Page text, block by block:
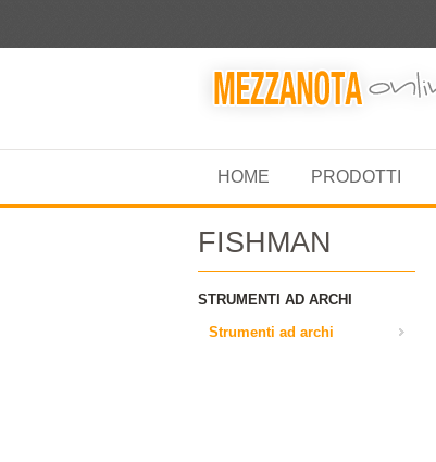
HOME PRODOTTI
FISHMAN
STRUMENTI AD ARCHI
Strumenti ad archi